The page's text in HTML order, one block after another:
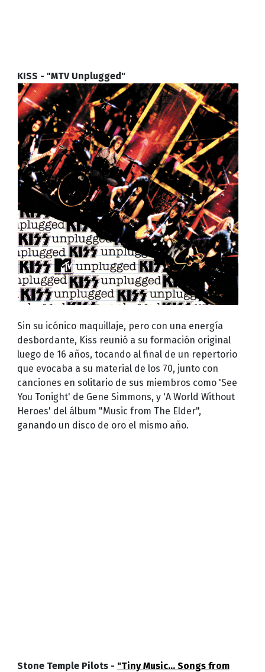
KISS - "MTV Unplugged"
Sin su icónico maquillaje, pero con una energía
desbordante, Kiss reunió a su formación original
luego de 16 años, tocando al final de un repertorio
que evocaba a su material de los 70, junto con
canciones en solitario de sus miembros como 'See
You Tonight' de Gene Simmons, y 'A World Without
Heroes' del álbum "Music from The Elder",
ganando un disco de oro el mismo año.
Stone Temple Pilots - "Tiny Music... Songs from